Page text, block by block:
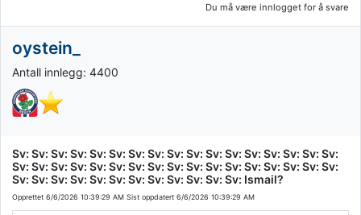
Du må være innlogget for å svare
oystein_
Antall innlegg: 4400
Sv: Sv: Sv: Sv: Sv: Sv: Sv: Sv: Sv: Sv: Sv: Sv: Sv: Sv: Sv: Sv: Sv:
Sv: Sv: Sv: Sv: Sv: Sv: Sv: Sv: Sv: Sv: Sv: Sv: Sv: Sv: Sv: Sv: Sv:
Sv: Sv: Sv: Sv: Sv: Sv: Sv: Sv: Sv: Sv: Sv: Sv: Ismail?
Opprettet 6/6/2026 10:39:29 AM Sist oppdatert 6/6/2026 10:39:29 AM